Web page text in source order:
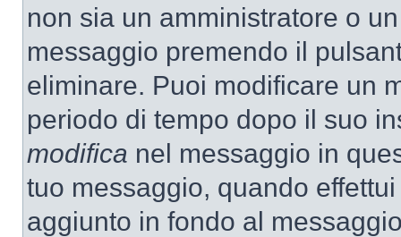
non sia un amministratore o
messaggio premendo il
eliminare. Puoi modificare un
periodo di tempo dopo il suo
modifica nel messaggio in
tuo messaggio, quando
aggiunto in fondo al